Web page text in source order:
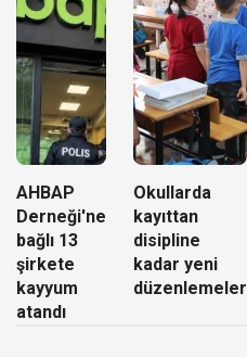
AHBAP
Derneği'ne
bağlı 13
şirkete
kayyum
atandı
Okullarda
kayıttan
disipline
kadar yeni
düzenlemeler